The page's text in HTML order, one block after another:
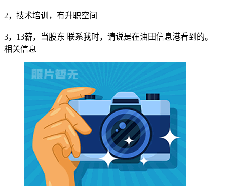
2，技术培训，有升职空间
3，13薪，当股东 联系我时，请说是在油田信息港看到的。
相关信息